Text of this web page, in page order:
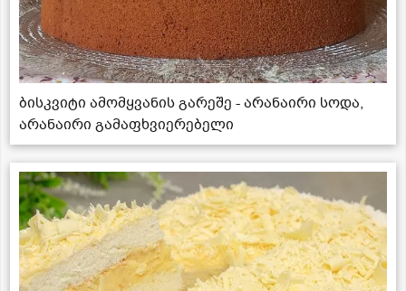
ბისკვიტი ამომყვანის გარეშე - არანაირი სოდა,
არანაირი გამაფხვიერებელი